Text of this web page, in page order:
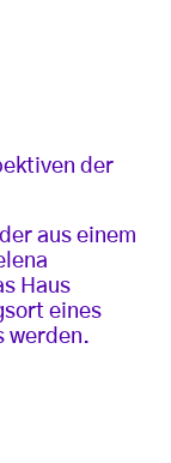
der
aus einem
Haus
eines
werden.